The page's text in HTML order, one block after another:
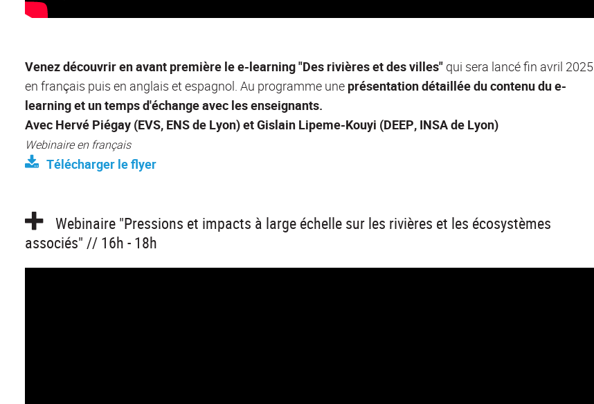
Venez découvrir en avant première lee-learning "Des rivières et des villes" qui sera lancé fin avril 2025
en français puis en anglais et espagnol. Au programme une présentation détaillée du contenudu e-
learning et untemps d'échange avec les enseignants.
Avec Hervé Piégay (EVS, ENS de Lyon) et Gislain Lipeme-Kouyi (DEEP, INSA de Lyon)
Webinaire en français
Télécharger le flyer
Webinaire "Pressions et impacts à large échelle sur les rivières et les écosystèmes
associés" // 16h - 18h